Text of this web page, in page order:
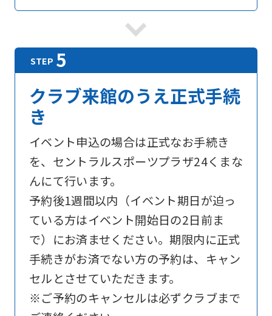
クラブ来館のうえ正式手続
き
イベント申込の場合は正式なお手続き
を、セントラルスポーツプラザ24くまな
んにて行います。
予約後1週間以内（イベント期日が迫っ
ている方はイベント開始日の2日前ま
で）にお済ませください。期限内に正式
手続きがお済でない方の予約は、キャン
セルとさせていただきます。
※ご予約のキャンセルは必ずクラブまで